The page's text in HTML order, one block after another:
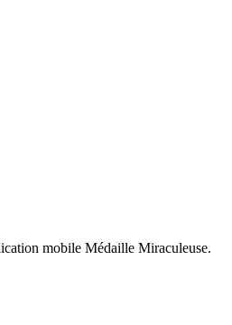
mobile Médaille Miraculeuse.